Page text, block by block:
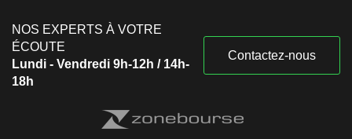
NOS EXPERTS À VOTRE
ÉCOUTE
Lundi - Vendredi 9h-12h / 14h-
18h
Contactez-nous